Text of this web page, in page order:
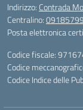
Indirizzo: Contrada
Centralino:
Posta elettronica
Codice fiscale:
Codice
Codice Indice delle